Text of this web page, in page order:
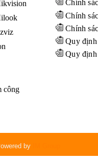
công
Chính
Chính
Chính
Quy định
Quy định
by